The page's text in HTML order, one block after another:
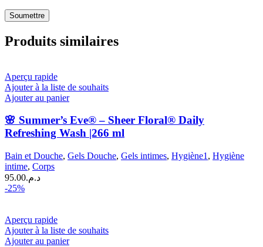
Produits similaires
Aperçu rapide
Ajouter à la liste de souhaits
Ajouter au panier
🌸 Summer’s Eve® – Sheer Floral® Daily
Refreshing Wash |266 ml
Bain et Douche, Gels Douche, Gels intimes, Hygiène1 , Hygiène
intime, Corps
د.م.95.00
-25%
Aperçu rapide
Ajouter à la liste de souhaits
Ajouter au panier